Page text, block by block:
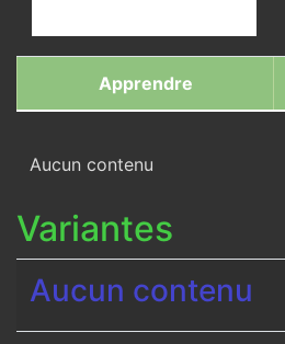
Apprendre
Aucun contenu
Variantes
Aucun contenu